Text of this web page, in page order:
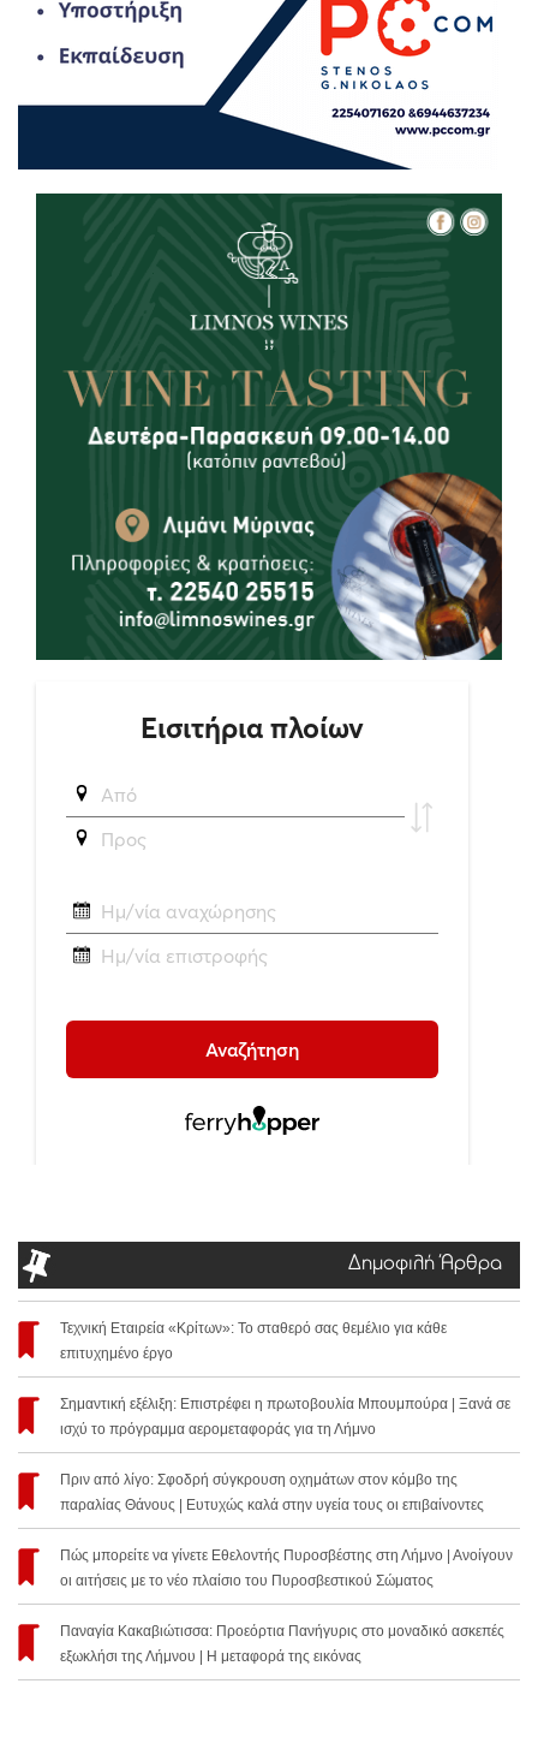
Δημοφιλή Άρθρα
Τεχνική Εταιρεία «Κρίτων»: Το σταθερό σας θεμέλιο για κάθε
επιτυχημένο έργο
Σημαντική εξέλιξη: Επιστρέφει η πρωτοβουλία Μπουμπούρα | Ξανά σε
ισχύ το πρόγραμμα αερομεταφοράς για τη Λήμνο
Πριν από λίγο: Σφοδρή σύγκρουση οχημάτων στον κόμβο της
παραλίας Θάνους | Ευτυχώς καλά στην υγεία τους οι επιβαίνοντες
Πώς μπορείτε να γίνετε Εθελοντής Πυροσβέστης στη Λήμνο | Ανοίγουν
οι αιτήσεις με το νέο πλαίσιο του Πυροσβεστικού Σώματος
Παναγία Κακαβιώτισσα: Προεόρτια Πανήγυρις στο μοναδικό ασκεπές
εξωκλήσι της Λήμνου | Η μεταφορά της εικόνας